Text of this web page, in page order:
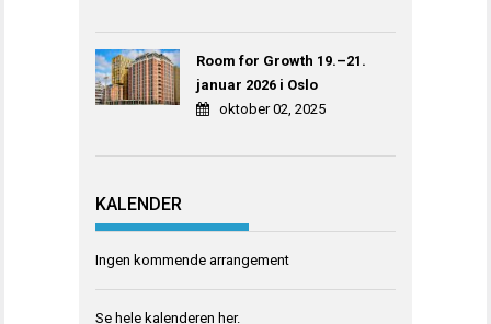
Room for Growth 19.–21.
januar 2026 i Oslo
oktober 02, 2025
KALENDER
Ingen kommende arrangement
Se hele kalenderen her.